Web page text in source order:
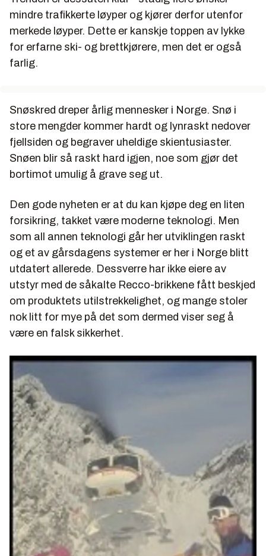
mindre trafikkerte løyper og kjører derfor utenfor
merkede løyper. Dette er kanskje toppen av lykke
for erfarne ski- og brettkjørere, men det er også
farlig.
Snøskred dreper årlig mennesker i Norge. Snø i
store mengder kommer hardt og lynraskt nedover
fjellsiden og begraver uheldige skientusiaster.
Snøen blir så raskt hard igjen, noe som gjør det
bortimot umulig å grave seg ut.
Den gode nyheten er at du kan kjøpe deg en liten
forsikring, takket være moderne teknologi. Men
som all annen teknologi går her utviklingen raskt
og et av gårsdagens systemer er her i Norge blitt
utdatert allerede. Dessverre har ikke eiere av
utstyr med de såkalte Recco-brikkene fått beskjed
om produktets utilstrekkelighet, og mange stoler
nok litt for mye på det som dermed viser seg å
være en falsk sikkerhet.